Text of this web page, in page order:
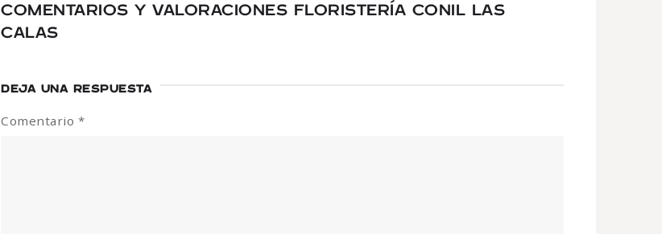
COMENTARIOS Y VALORACIONES FLORISTERÍA CONIL LAS
CALAS
DEJA UNA RESPUESTA
Comentario *